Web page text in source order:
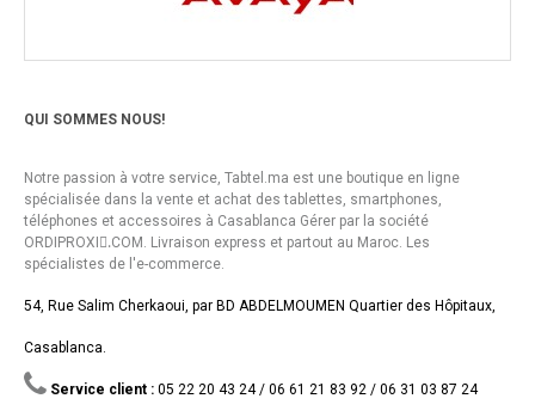
QUI SOMMES NOUS!
Notre passion à votre service, Tabtel.ma est une boutique en ligne
spécialisée dans la vente et achat des tablettes, smartphones,
téléphones et accessoires à Casablanca Gérer par la société
ORDIPROXI.ِCOM. Livraison express et partout au Maroc. Les
spécialistes de l'e-commerce.
54, Rue Salim Cherkaoui, par BD ABDELMOUMEN Quartier des Hôpitaux,
Casablanca.
Service client : 05 22 20 43 24 / 06 61 21 83 92 / 06 31 03 87 24